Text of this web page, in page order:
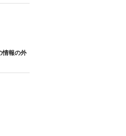
情報の外